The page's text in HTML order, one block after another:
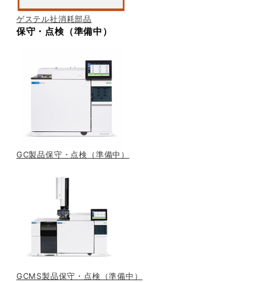
ゲステル社消耗部品
保守・点検（準備中）
GC製品保守・点検（準備中）
GCMS製品保守・点検（準備中）